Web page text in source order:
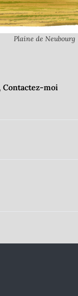
Plaine de Neubourg
Contactez-moi